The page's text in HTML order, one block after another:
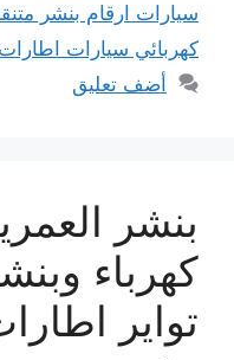
سيارات ارقام بنشر
كهربائي سيارات
أضف تعليق
كهرباء
تواير